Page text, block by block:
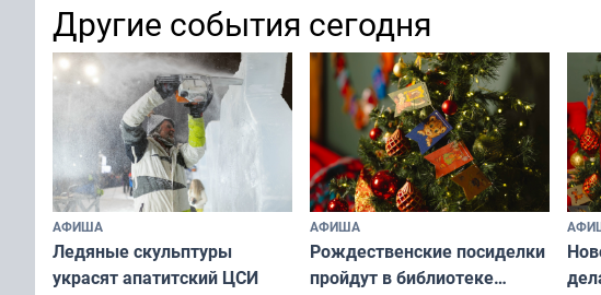
Другие события сегодня
АФИША
Ледяные скульптуры
украсят апатитский ЦСИ
АФИША
Рождественские посиделки
пройдут в библиотеке